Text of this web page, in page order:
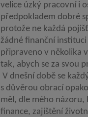
velice úzký pracovní i
předpokladem dobré
protože ne každá
žádné finanční
připraveno v několika
tak, abych se za svou
V dnešní době se
s důvěrou obrací
měl, dle mého
finance, zajištění